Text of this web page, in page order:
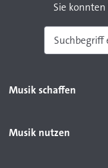
Sie
Musik schaffen
Musik nutzen